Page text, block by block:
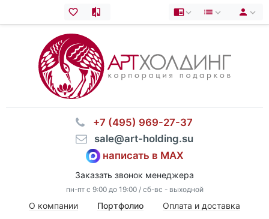
⠀+7 (495) 969-27-37
⠀sale@art-holding.su
написать в MAX
Заказать звонок менеджера
пн-пт с 9:00 до 19:00 / сб-вс - выходной
О компании Портфолио Оплата и доставка